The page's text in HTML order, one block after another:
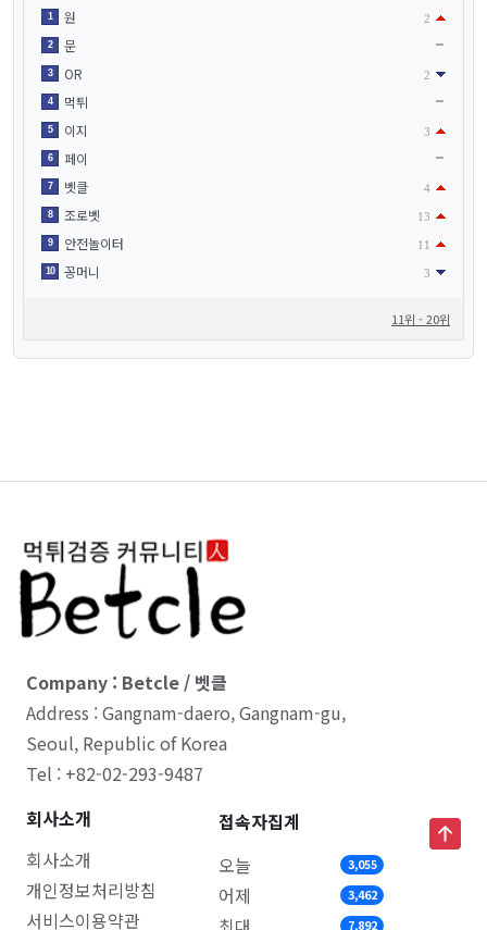
1 원 2
2 문
3 OR 2
4 먹튀
5 이지 3
6 페이
7 벳클 4
8 조로벳 13
9 안전놀이터 11
10 꽁머니 3
11위 - 20위
Company : Betcle / 벳클
Address : Gangnam-daero, Gangnam-gu,
Seoul, Republic of Korea
Tel : +82-02-293-9487
회사소개
회사소개
개인정보처리방침
서비스이용약관
접속자집계
오늘
3,055
어제 3,462
7,892